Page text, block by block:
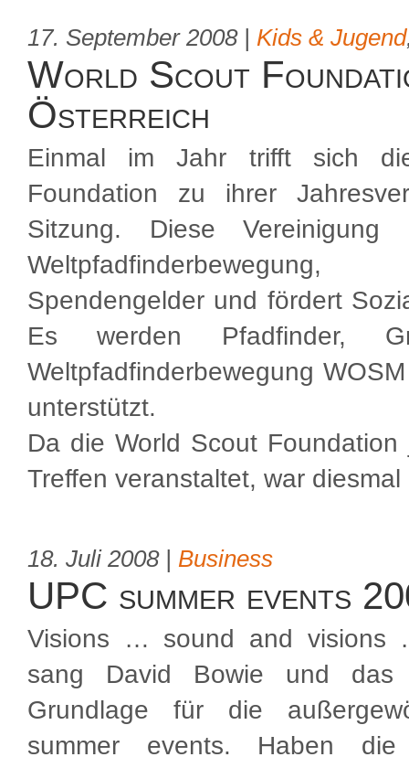
17. September 2008 | Kids & Jugend
World Scout
Österreich
Einmal im Jahr trifft sich
Foundation zu ihrer
Sitzung. Diese Vereinigung
Spendengelder und fördert
Es werden Pfadfinder,
Weltpfadfinderbewegung
unterstützt.
Da die World Scout
Treffen veranstaltet, war
18. Juli 2008 | Business
UPC summer events
Visions … sound and visions
sang David Bowie und
Grundlage für die
summer events. Haben die